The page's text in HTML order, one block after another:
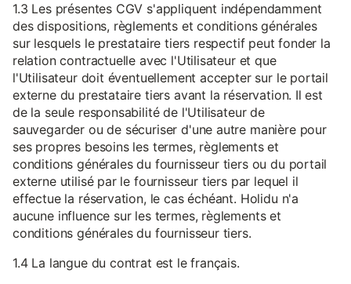
1.3 Les présentes CGV s'appliquent indépendamment
des dispositions, règlements et conditions générales
sur lesquels le prestataire tiers respectif peut fonder la
relation contractuelle avec l'Utilisateur et que
l'Utilisateur doit éventuellement accepter sur le portail
externe du prestataire tiers avant la réservation. Il est
de la seule responsabilité de l'Utilisateur de
sauvegarder ou de sécuriser d'une autre manière pour
ses propres besoins les termes, règlements et
conditions générales du fournisseur tiers ou du portail
externe utilisé par le fournisseur tiers par lequel il
effectue la réservation, le cas échéant. Holidu n'a
aucune influence sur les termes, règlements et
conditions générales du fournisseur tiers.
1.4 La langue du contrat est le français.